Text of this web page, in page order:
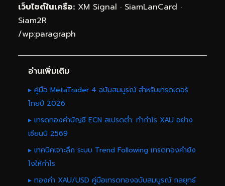
เว็บไซต์ในเครือ: XM Signal · SiamLanCard ·
Siam2R
/wp:paragraph
อ่านเพิ่มเติม
▸ คู่มือ MetaTrader 4 ฉบับสมบูรณ์ สำหรับเทรดเดอร์
ไทยปี 2026
▸ เทรดทองคำบัญชี ECN สเปรดต่ำ: ทำกำไร XAU อย่าง
เซียนปี 2569
▸ เทคนิคเจาะลึก ระบบ Trend Following เทรดทองคำยัง
ไงให้กำไร
▸ ทองคำ XAU/USD คู่มือเทรดทองฉบับสมบูรณ์ กลยุทธ์